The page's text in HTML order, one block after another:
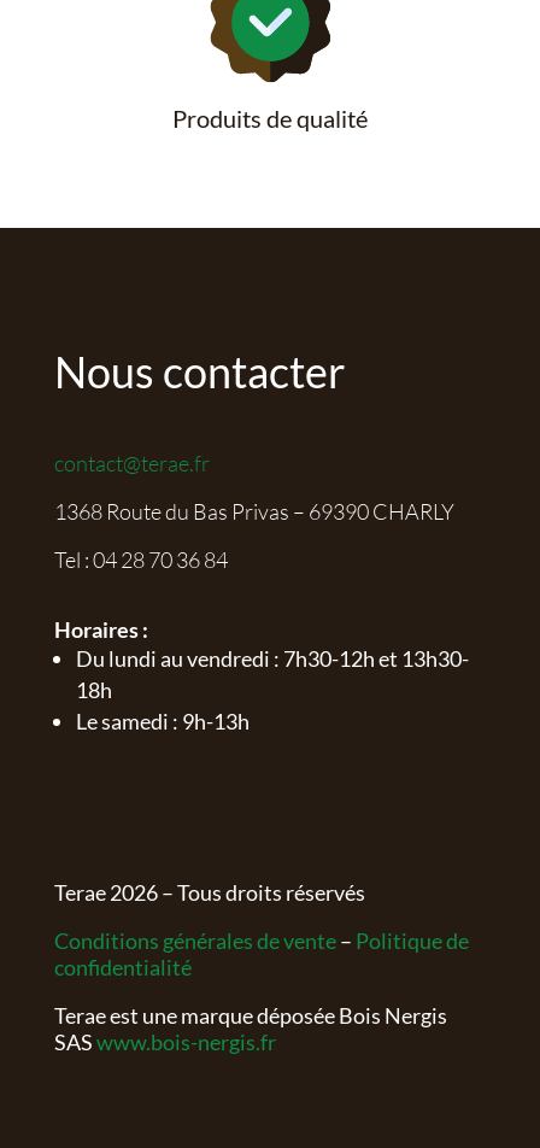
Produits de qualité
Nous contacter
contact@terae.fr
1368 Route du Bas Privas – 69390 CHARLY
Tel :04 28 70 36 84
Horaires :
Du lundi au vendredi : 7h30-12h et 13h30-
18h
Le samedi : 9h-13h
Terae2026– Tous droits réservés
Conditions générales de vente– Politique de
confidentialité
Terae est une marque déposée Bois Nergis
SASwww.bois-nergis.fr